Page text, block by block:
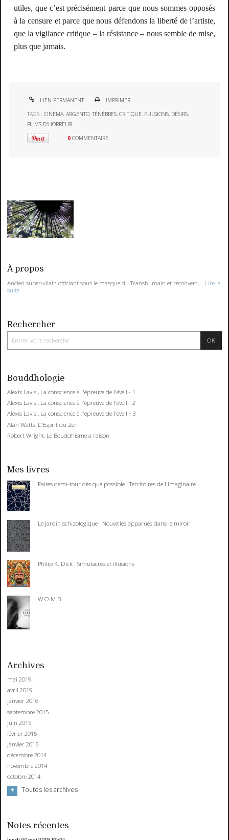
utiles, que c’est précisément parce que nous sommes opposés
à la censure et parce que nous défendons la liberté de l’artiste,
que la vigilance critique – larésistance – nous semble de mise,
plus que jamais.
LIEN PERMANENT
IMPRIMER
TAGS :CINÉMA,ARGENTO,TÉNÈBRES,CRITIQUE, PULSIONS, DÉSIRS,
FILMS D'HORREUR
0 COMMENTAIRE
À propos
Ancien super-vilain officiant sous le masque du Transhumain et reconverti...
Lire la
suite
Rechercher
Bouddhologie
Alexis Lavis , La conscience à l'épreuve de l'éveil - 1
Alexis Lavis , La conscience à l'épreuve de l'éveil - 2
Alexis Lavis , La conscience à l'épreuve de l'éveil - 3
Alan Watts, L'Esprit du Zen
Robert Wright, Le Bouddhisme a raison
Mes livres
Faites demi-tour dès que possible : Territoires de l'imaginaire
Le Jardin schizologique : Nouvelles apparues dans le miroir
Philip K. Dick : Simulacres et illusions
W.O.M.B
Archives
mai 2019
avril 2019
janvier 2016
septembre 2015
juin 2015
février 2015
janvier 2015
décembre 2014
novembre 2014
octobre 2014
Toutes les archives
Notes récentes